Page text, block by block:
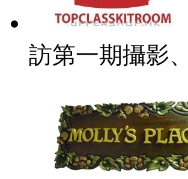
訪第一期攝影